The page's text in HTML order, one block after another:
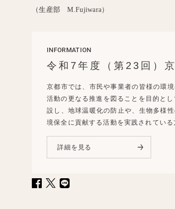
（生産部 M.Fujiwara）
INFORMATION
令和7年度（第23回）
京都市では、市民や事業者の皆様の環
活動の更なる推進を図ることを目的と
設し、地球温暖化の防止や、生物多様
境保全に貢献する活動を実践されている
詳細を見る